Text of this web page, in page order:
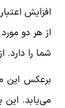
افزایش
از هر دو
شما را دارد.
برعکس این
می‌یابد.